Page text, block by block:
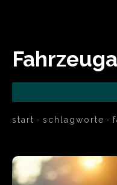
start schlagworte